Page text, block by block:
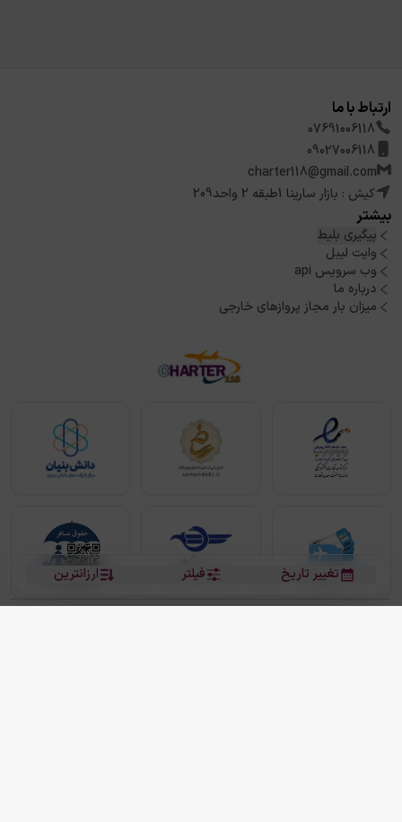
ارزانترین فیلتر تغییر تاریخ
ارتباط با ما
07691006118
09027006118
charter118@gmail.com
کیش : بازار سارینا 1طبقه 2 واحد209
بیشتر
پیگیری بلیط
وایت لیبل
وب سرویس api
درباره ما
میزان بار مجاز پروازهای خارجی